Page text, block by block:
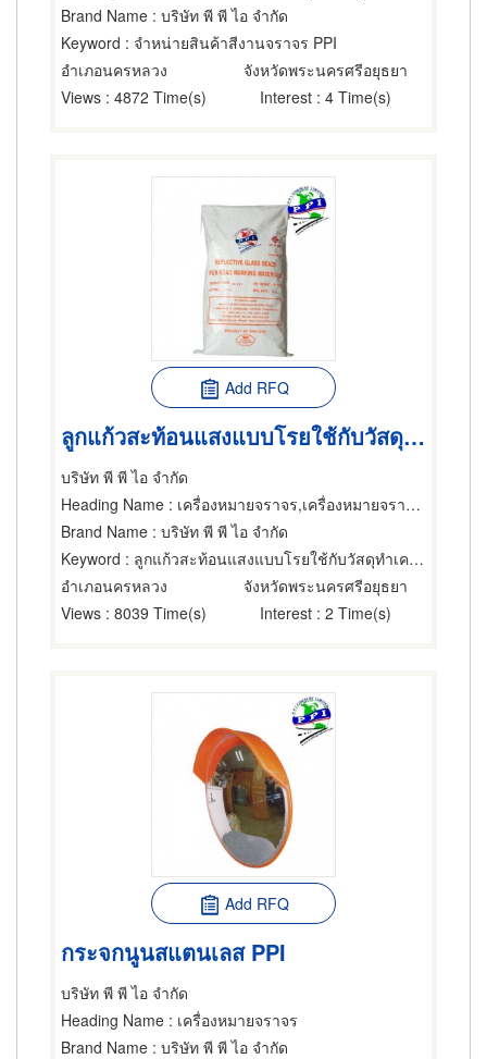
Brand Name : บริษัท พี พี ไอ จำกัด
Keyword : จำหน่ายสินค้าสีงานจราจร PPI
อำเภอนครหลวง
จังหวัดพระนครศรีอยุธยา
Views : 4872 Time(s) Interest : 4 Time(s)
Add RFQ
ลูกแก้วสะท้อนแสงแบบโรยใช้กับวัสดุทำเครื่องหมายบนผิวทางประเภท 2- Reflective glass bead type
บริษัท พี พี ไอ จำกัด
Heading Name : เครื่องหมายจราจร,เครื่องหมายจราจร,ลูกแก้ว-ผู้จำหน่าย
Brand Name : บริษัท พี พี ไอ จำกัด
Keyword : ลูกแก้วสะท้อนแสงแบบโรยใช้กับวัสดุทำเครื่องหมายบนผิวทางประเภท 2- Reflective glass bead type
อำเภอนครหลวง
จังหวัดพระนครศรีอยุธยา
Views : 8039 Time(s) Interest : 2 Time(s)
Add RFQ
กระจกนูนสแตนเลส PPI
บริษัท พี พี ไอ จำกัด
Heading Name : เครื่องหมายจราจร
Brand Name : บริษัท พี พี ไอ จำกัด